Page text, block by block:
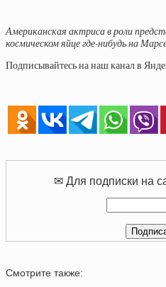
Американская актриса в роли
космическом яйце где-нибудь на
Подписывайтесь на наш канал в
✉ Для подписки на
Смотрите также: